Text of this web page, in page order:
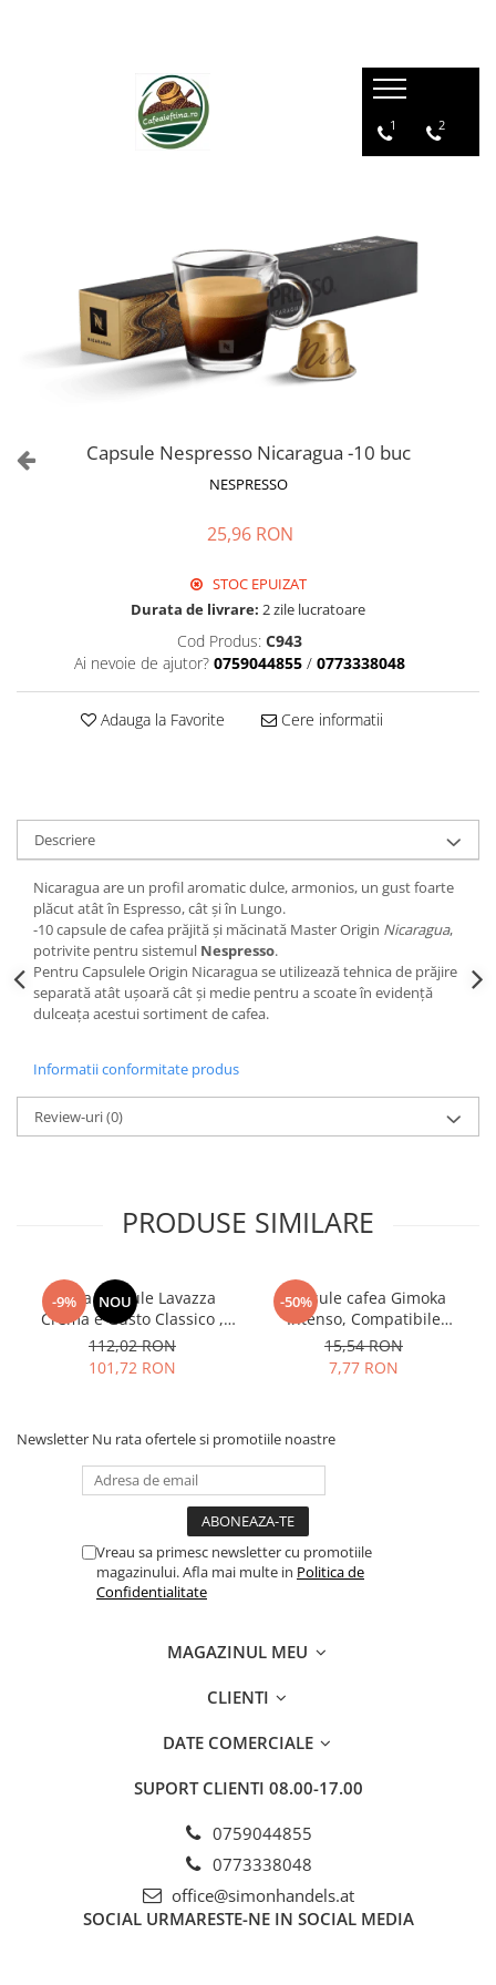
1 2
Capsule Nespresso Nicaragua -10 buc
NESPRESSO
25,96 RON
STOC EPUIZAT
Durata de livrare: 2 zile lucratoare
Cod Produs: C943
Ai nevoie de ajutor? 0759044855 / 0773338048
Adauga la Favorite Cere informatii
Descriere
Nicaragua are un profil aromatic dulce, armonios, un gust foarte
plăcut atât în ​​Espresso, cât și în Lungo.
-10 capsule de cafea prăjită și măcinată Master Origin Nicaragua,
potrivite pentru sistemul Nespresso.
Pentru Capsulele Origin Nicaragua se utilizează tehnica de prăjire
separată atât ușoară cât și medie pentru a scoate în evidență
dulceața acestui sortiment de cafea.
Informatii conformitate produs
Review-uri(0)
PRODUSE SIMILARE
-9% NOU
Cafea capsule Lavazza
Crema e Gusto Classico ,
compatibile Nespresso, 80
buc
112,02 RON
101,72 RON
-50%
Capsule cafea Gimoka
Intenso, Compatibile
Nespresso, 10 buc
15,54 RON
7,77 RON
Newsletter Nu rata ofertele si promotiile noastre
Vreau sa primesc newsletter cu promotiile
magazinului. Afla mai multe in Politica de
Confidentialitate
MAGAZINUL MEU
CLIENTI
DATE COMERCIALE
SUPORT CLIENTI 08.00-17.00
0759044855
0773338048
office@simonhandels.at
SOCIAL URMARESTE-NE IN SOCIAL MEDIA